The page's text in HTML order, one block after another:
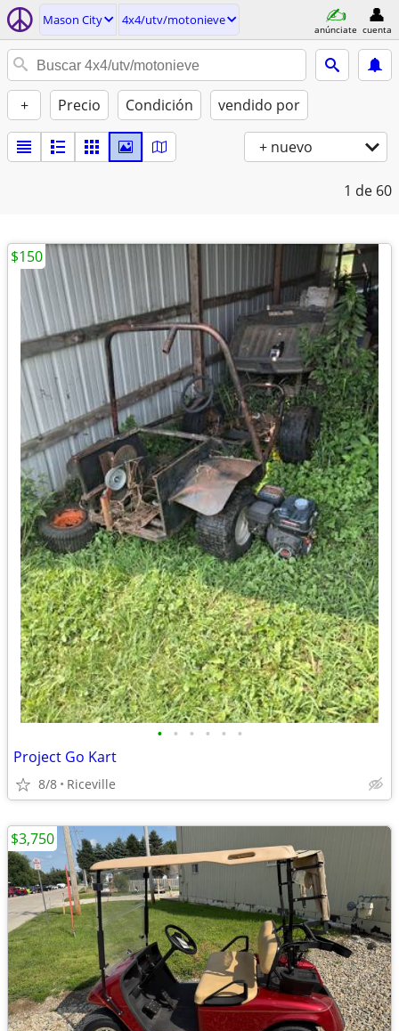
Mason City 4x4/utv/motonieve
anúnciate cuenta
+ Precio Condición vendido por
+ nuevo
1 de 60
• • • • • •
Project Go Kart
8/8 Riceville
$150
$3,750